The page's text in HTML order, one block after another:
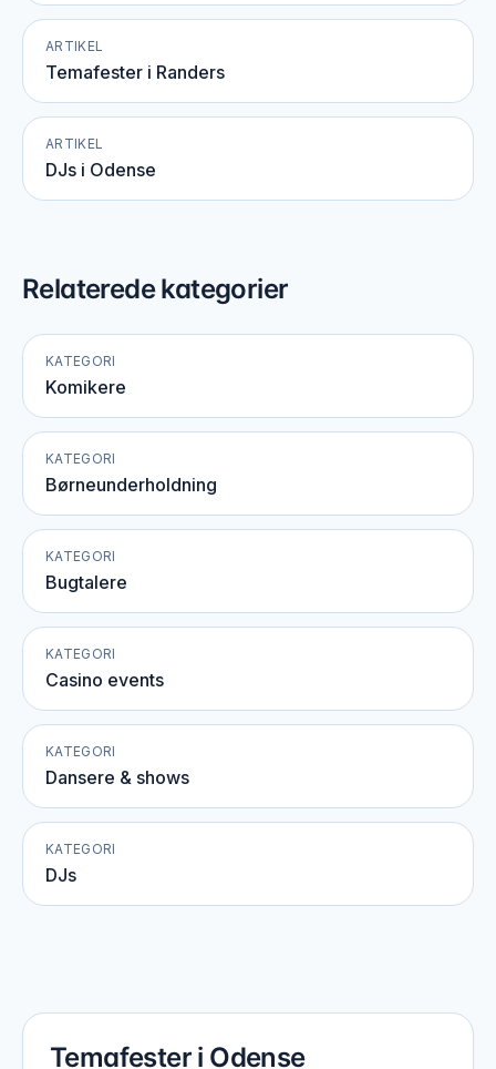
ARTIKEL
Temafester i Randers
ARTIKEL
DJs i Odense
Relaterede kategorier
KATEGORI
Komikere
KATEGORI
Børneunderholdning
KATEGORI
Bugtalere
KATEGORI
Casino events
KATEGORI
Dansere & shows
KATEGORI
DJs
Temafester i Odense